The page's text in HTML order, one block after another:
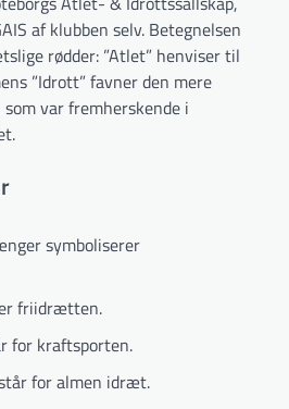
af klubben selv. Betegnelsen
rødder: ”Atlet” henviser til
”Idrott” favner den mere
var fremherskende i
symboliserer
friidrætten.
for kraftsporten.
for almen idræt.